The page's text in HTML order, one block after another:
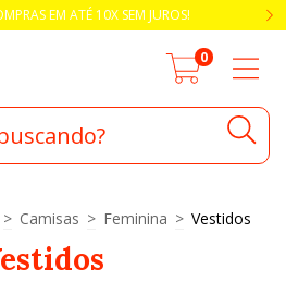
EM ATÉ 10X SEM JUROS!
0
> Camisas > Feminina > Vestidos